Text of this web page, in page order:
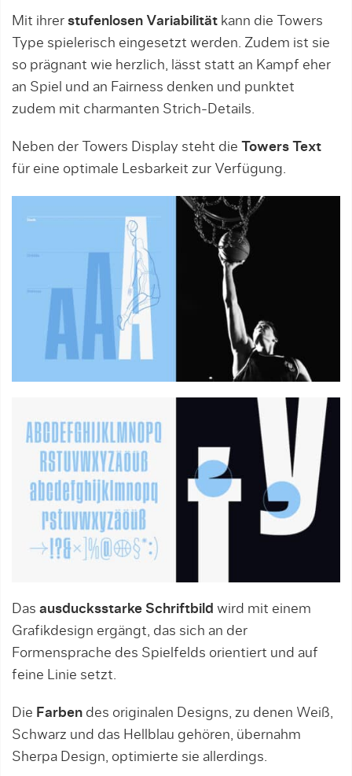
Mit ihrer stufenlosen Variabilität kann die Towers
Type spielerisch eingesetzt werden. Zudem ist sie
so prägnant wie herzlich, lässt statt an Kampf eher
an Spiel und an Fairness denken und punktet
zudem mit charmanten Strich-Details.
Neben der Towers Display steht die
Towers Text
für eine optimale Lesbarkeit zur Verfügung.
Das ausducksstarke Schriftbild wird mit einem
Grafikdesign ergängt, das sich an der
Formensprache des Spielfelds orientiert und auf
feine Linie setzt.
Die Farben des originalen Designs, zu denen Weiß,
Schwarz und das Hellblau gehören, übernahm
Sherpa Design, optimierte sie allerdings.